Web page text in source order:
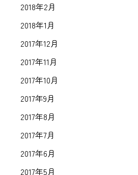
2018年2月
2018年1月
2017年12月
2017年11月
2017年10月
2017年9月
2017年8月
2017年7月
2017年6月
2017年5月